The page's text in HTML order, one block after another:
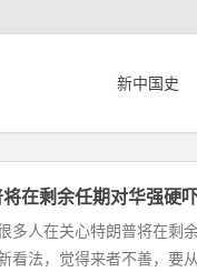
新中国史
在剩余任期对华强硬
多人在关心特朗普将在剩
看法，觉得来者不善，要